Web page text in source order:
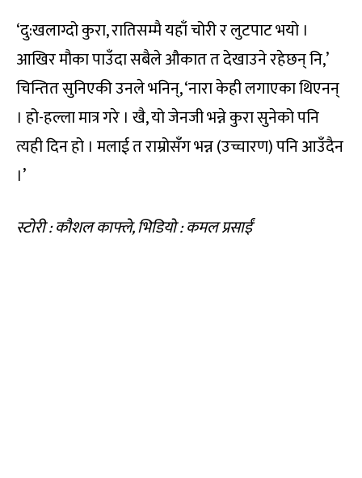
‘दु:खलाग्दो कुरा, रातिसम्मै यहाँ चोरी र लुटपाट भयो ।
आखिर मौका पाउँदा सबैले औकात त देखाउने रहेछन् नि,’
चिन्तित सुनिएकी उनले भनिन्, ‘नारा केही लगाएका थिएनन्
। हो-हल्ला मात्र गरे । खै, यो जेनजी भन्ने कुरा सुनेको पनि
त्यही दिन हो । मलाई त राम्रोसँग भन्न (उच्चारण) पनि आउँदैन
।’
स्टोरी : कौशल काफ्ले, भिडियो : कमल प्रसाईं